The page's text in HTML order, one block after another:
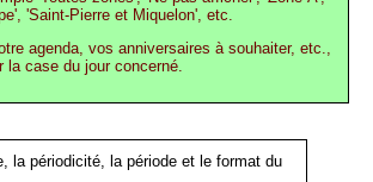
'Saint-Pierre et Miquelon', etc.
agenda, vos anniversaires à souhaiter, etc.,
la case du jour concerné.
la périodicité, la période et le format du